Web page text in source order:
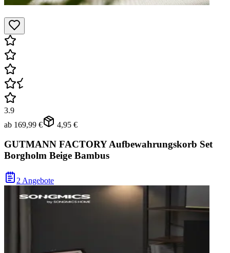
3.9
ab 169,99 € 4,95 €
GUTMANN FACTORY Aufbewahrungskorb Set
Borgholm Beige Bambus
2 Angebote